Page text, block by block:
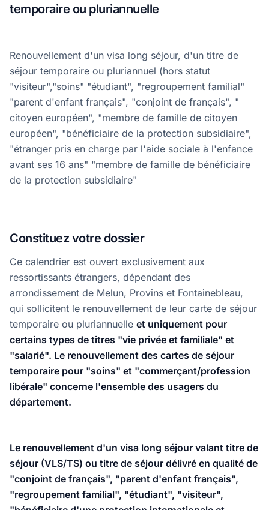
temporaire ou pluriannuelle
Renouvellement d'un visa long séjour, d'un titre de
séjour temporaire ou pluriannuel (hors statut
"visiteur","soins" "étudiant", "regroupement familial"
"parent d'enfant français", "conjoint de français", "
citoyen européen", "membre de famille de citoyen
européen", "bénéficiaire de la protection subsidiaire",
"étranger pris en charge par l'aide sociale à l'enfance
avant ses 16 ans" "membre de famille de bénéficiaire
de la protection subsidiaire"
Constituez votre dossier
Ce calendrier est ouvert exclusivement aux
ressortissants étrangers, dépendant des
arrondissement de Melun, Provins et Fontainebleau,
qui sollicitent le renouvellement de leur carte de séjour
temporaire ou pluriannuelle et uniquement pour
certains types de titres "vie privée et familiale" et
"salarié". Le renouvellement des cartes de séjour
temporaire pour "soins" et "commerçant/profession
libérale" concerne l'ensemble des usagers du
département.
Le renouvellement d'un visa long séjour valant titre de
séjour (VLS/TS) ou titre de séjour délivré en qualité de
"conjoint de français", "parent d'enfant français",
"regroupement familial", "étudiant", "visiteur",